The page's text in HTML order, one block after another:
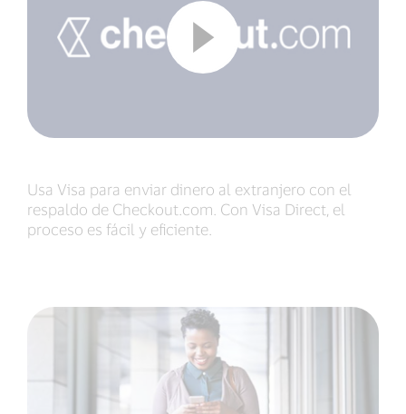
Usa Visa para enviar dinero al extranjero con el
respaldo de Checkout.com. Con Visa Direct, el
proceso es fácil y eficiente.